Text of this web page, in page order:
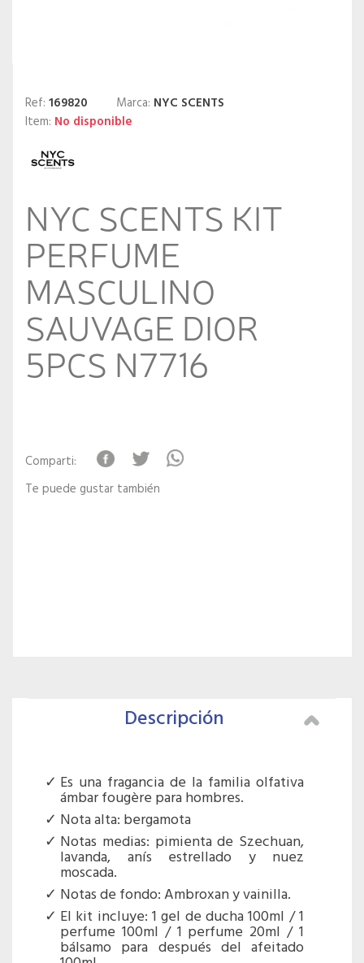
Ref: 169820 Marca: NYC SCENTS
Item: No disponible
NYC SCENTS KIT
PERFUME
MASCULINO
SAUVAGE DIOR
5PCS N7716
Comparti:
Te puede gustar también
Descripción
Es una fragancia de la familia olfativa
ámbar fougère para hombres.
Nota alta: bergamota
Notas medias: pimienta de Szechuan,
lavanda, anís estrellado y nuez
moscada.
Notas de fondo: Ambroxan y vainilla.
El kit incluye: 1 gel de ducha 100ml / 1
perfume 100ml / 1 perfume 20ml / 1
bálsamo para después del afeitado